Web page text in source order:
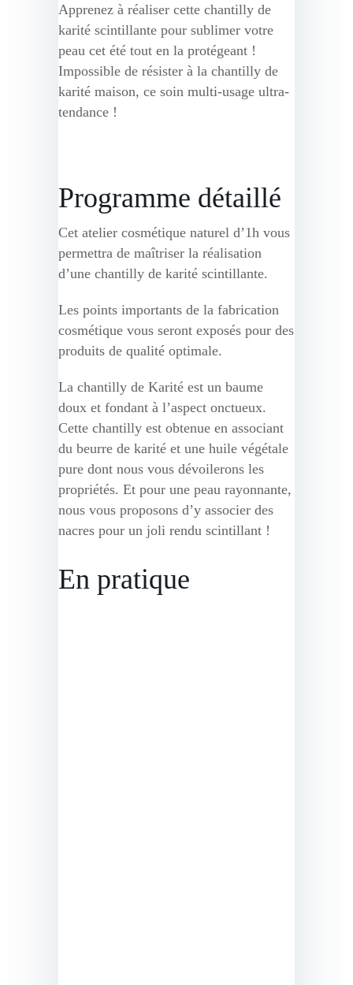
Apprenez à réaliser cette chantilly de
karité scintillante pour sublimer votre
peau cet été tout en la protégeant !
Impossible de résister à la chantilly de
karité maison, ce soin multi-usage ultra-
tendance !
Programme détaillé
Cet atelier cosmétique naturel d’1h vous
permettra de maîtriser la réalisation
d’une chantilly de karité scintillante.
Les points importants de la fabrication
cosmétique vous seront exposés pour des
produits de qualité optimale.
La chantilly de Karité est un baume
doux et fondant à l’aspect onctueux.
Cette chantilly est obtenue en associant
du beurre de karité et une huile végétale
pure dont nous vous dévoilerons les
propriétés. Et pour une peau rayonnante,
nous vous proposons d’y associer des
nacres pour un joli rendu scintillant !
En pratique